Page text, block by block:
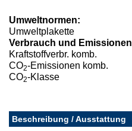
Umweltnormen:
Umweltplakette
Verbrauch und
Kraftstoffverbr. komb.
CO2-Emissionen komb.
CO2-Klasse
Beschreibung / Ausstattung